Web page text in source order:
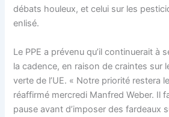
débats houleux, et celui sur les
enlisé.
Le PPE a prévenu qu’il continuerait à
la cadence, en raison de craintes sur
verte de l’UE. « Notre priorité restera
réaffirmé mercredi Manfred Weber. Il
pause avant d’imposer des fardeaux